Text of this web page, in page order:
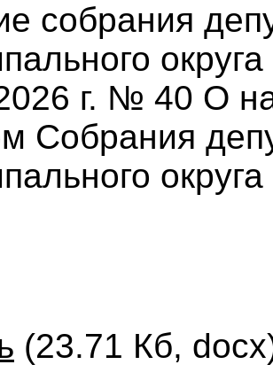
собрания
г. № 40 О
Собрания
(23.71 Кб,